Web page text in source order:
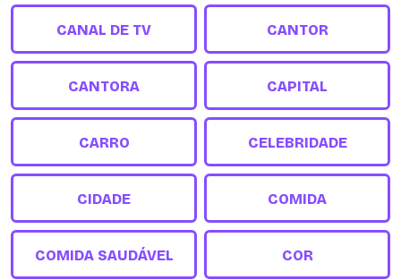
CANAL DE TV CANTOR
CANTORA CAPITAL
CARRO CELEBRIDADE
CIDADE COMIDA
COMIDA SAUDÁVEL COR